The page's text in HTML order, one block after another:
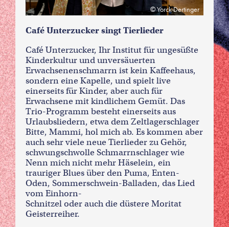
Yorck Dertinger
Café Unterzucker singt Tierlieder
Café Unterzucker, Ihr Institut für ungesüßte
Kinderkultur und unversäuerten
Erwachsenenschmarrn ist kein Kaffeehaus,
sondern eine Kapelle, und spielt live
einerseits für Kinder, aber auch für
Erwachsene mit kindlichem Gemüt. Das
Trio-Programm besteht einerseits aus
Urlaubsliedern, etwa dem Zeltlagerschlager
Bitte, Mammi, hol mich ab. Es kommen aber
auch sehr viele neue Tierlieder zu Gehör,
schwungschwolle Schmarrnschlager wie
Nenn mich nicht mehr Häselein, ein
trauriger Blues über den Puma, Enten-
Oden, Sommerschwein-Balladen, das Lied
vom Einhorn-
Schnitzel oder auch die düstere Moritat
Geisterreiher.